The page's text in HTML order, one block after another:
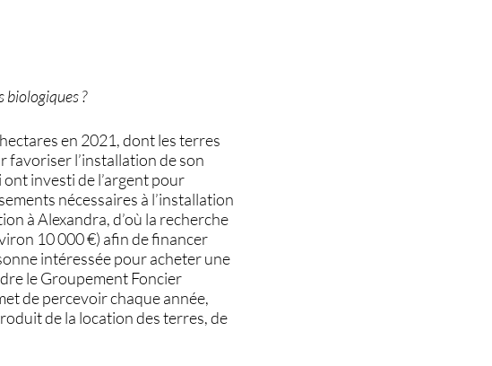
biologiques ?
en 2021, dont les terres
favoriser l’installation de son
investi de l’argent pour
nécessaires à l’installation
à Alexandra, d’où la recherche
10 000 €) afin de financer
intéressée pour acheter une
le Groupement Foncier
de percevoir chaque année,
de la location des terres, de